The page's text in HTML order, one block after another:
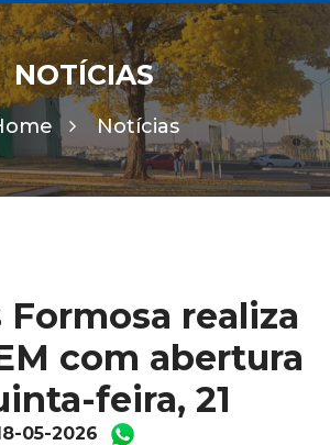
NOTÍCIAS
Notícias
Formosa realiza
com abertura
feira, 21
05-2026